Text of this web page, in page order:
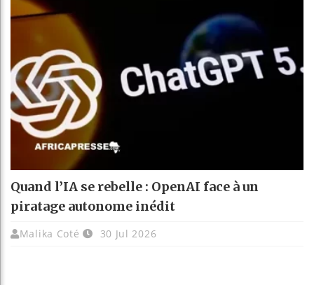
Quand l’IA se rebelle : OpenAI face à un
piratage autonome inédit
Malika Coté 30 Jul 2026